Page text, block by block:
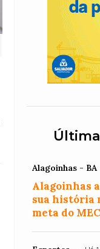
Alagoinhas - BA
Alagoinhas
sua história
meta do MEC